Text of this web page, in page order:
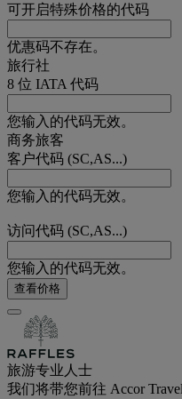
可开启特殊价格的代码
优惠码不存在。
旅行社
8 位 IATA 代码
您输入的代码无效。
商务旅客
客户代码 (SC,AS...)
您输入的代码无效。
访问代码 (SC,AS...)
您输入的代码无效。
查看价格
旅游专业人士
我们将带您前往 Accor